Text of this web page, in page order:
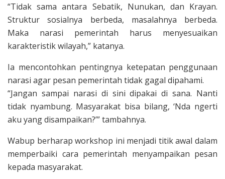
“Tidak sama antara Sebatik, Nunukan, dan Krayan.
Struktur sosialnya berbeda, masalahnya berbeda.
Maka narasi pemerintah harus menyesuaikan
karakteristik wilayah,” katanya.
Ia mencontohkan pentingnya ketepatan penggunaan
narasi agar pesan pemerintah tidak gagal dipahami.
“Jangan sampai narasi di sini dipakai di sana. Nanti
tidak nyambung. Masyarakat bisa bilang, ‘Nda ngerti
aku yang disampaikan?’” tambahnya.
Wabup berharap workshop ini menjadi titik awal dalam
memperbaiki cara pemerintah menyampaikan pesan
kepada masyarakat.